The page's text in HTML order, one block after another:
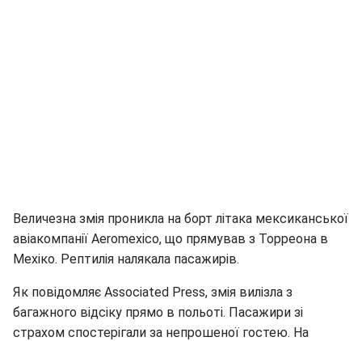
Величезна змія проникла на борт літака мексиканської
авіакомпанії Aeromexico, що прямував з Торреона в
Мехіко. Рептилія налякала пасажирів.
Як повідомляє Associated Press, змія вилізла з
багажного відсіку прямо в польоті. Пасажири зі
страхом спостерігали за непрошеної гостею. На